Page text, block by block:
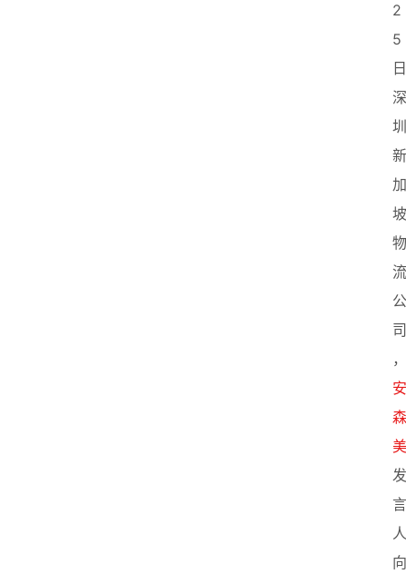
2
5
日
深
圳
新
加
坡
物
流
公
司
，
安
森
美
发
言
人
向